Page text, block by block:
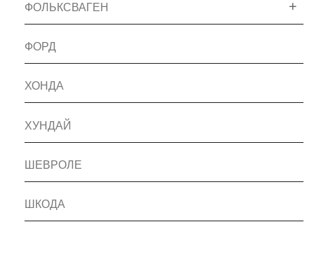
ФОЛЬКСВАГЕН
ФОРД
ХОНДА
ХУНДАЙ
ШЕВРОЛЕ
ШКОДА